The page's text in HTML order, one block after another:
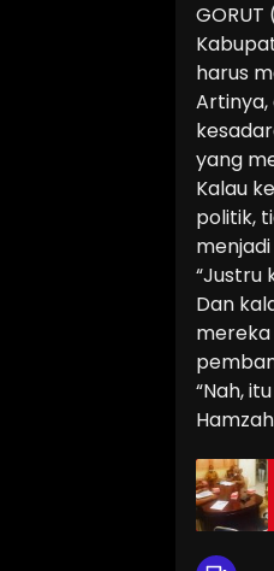
harus
Artinya,
yang
Kalau
politik,
“Justru
Dan
“Nah,